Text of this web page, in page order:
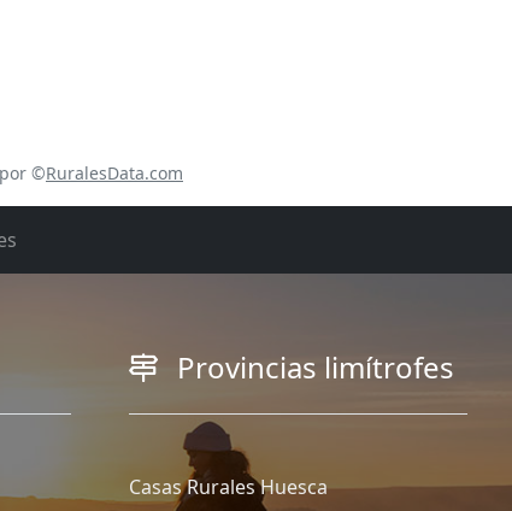
©RuralesData.com
Provincias limítrofes
Casas Rurales Huesca